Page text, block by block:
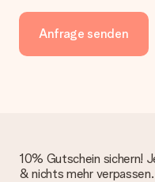
Anfrage senden
10% Gutschein sichern!
& nichts mehr verpassen.